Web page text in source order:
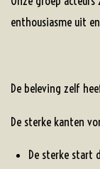
enthousiasme uit
De beleving zelf
De sterke kanten
De sterke start